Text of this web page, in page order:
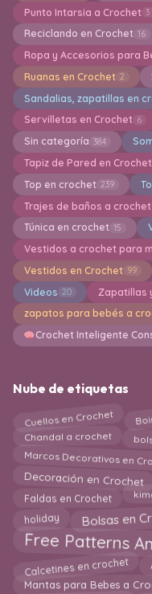
Punto Intarsia a Crochet 3
Reciclando en Crochet 16
Ropa y Accesorios para
Ruanas en Crochet 2
Sandalias, zapatillas en
Servilletas en Crochet 6
Sin categoría 384
Tapiz de Pared en Crochet
Top en crochet 239
Trajes de baños a crochet
Túnica en crochet 15
Vestidos a crochet para
Vestidos en Crochet 99
Videos 20 Zapatillas
zapatos para bebés a
Crochet Inteligente
Nube de etiquetas
Cuellos en Crochet
Chandal a crochet
Marcos Decorativos en
Decoración en Crochet
Faldas en Crochet
holiday Bolsas en
Free Patterns
Calcetines en crochet
Mantas para Bebes a